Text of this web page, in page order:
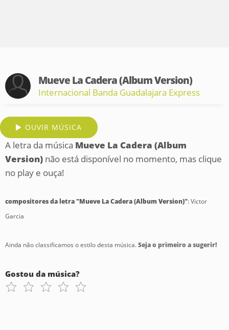
Mueve La Cadera (Album Version)
Internacional Banda Guadalajara Express
OUVIR MÚSICA
A letra da música Mueve La Cadera (Album
Version) não está disponível no momento, mas clique
no play e ouça!
compositores da letra "Mueve La Cadera (Album Version)": Victor
Garcia
Ainda não classificamos o estilo desta música.Seja o primeiro a sugerir!
Gostou da música?